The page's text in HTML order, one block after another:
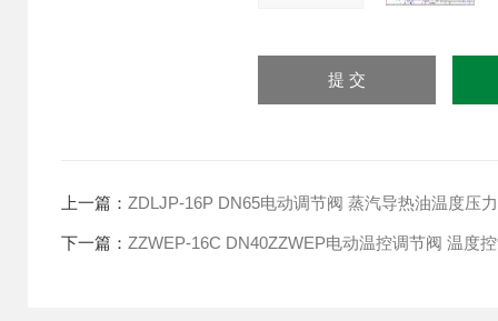
上一篇： ZDLJP-16P DN65电动调节阀 蒸汽导热油温度压
下一篇： ZZWEP-16C DN40ZZWEP电动温控调节阀 温度